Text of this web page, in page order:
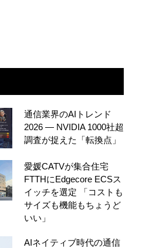
通信業界のAIトレンド
2026 ― NVIDIA 1000社超
調査が捉えた「転換点」
愛媛CATVが集合住宅
FTTHにEdgecore ECSス
イッチを選定 「コストも
サイズも機能もちょうど
いい」
AIネイティブ時代の通信